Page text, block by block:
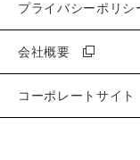
プライバシーポリシ
会社概要
コーポレートサイト